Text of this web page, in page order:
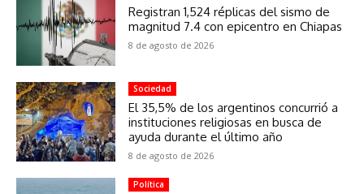
Registran 1,524 réplicas del sismo de
magnitud 7.4 con epicentro en Chiapas
8 de agosto de 2026
Sociedad
El 35,5% de los argentinos concurrió a
instituciones religiosas en busca de
ayuda durante el último año
8 de agosto de 2026
Política